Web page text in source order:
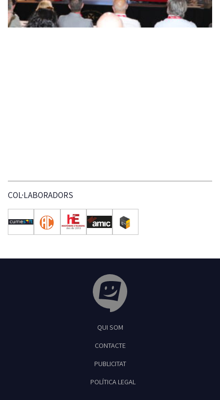
COL·LABORADORS
Feliu de Guíxols
QUI SOM
CONTACTE
PUBLICITAT
POLÍTICA LEGAL